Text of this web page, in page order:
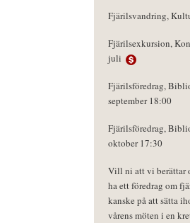
Fjärilsvandring,
Fjärilsexkursion,
juli
Fjärilsföredrag,
september 18:00
Fjärilsföredrag,
oktober 17:30
Vill ni att vi berättar
ha ett föredrag om
kanske på att sätta
vårens möten i en